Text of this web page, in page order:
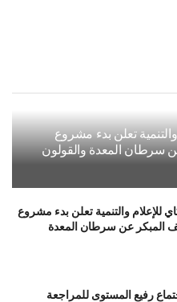
تعلن بدء مشروع
سرطان المعدة والقولون
والتنمية تعلن بدء مشروع
المبكر عن سرطان المعدة
رفيع المستوى للمراجعة